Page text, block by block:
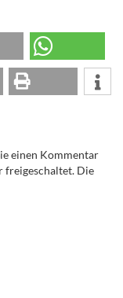
einen Kommentar
freigeschaltet. Die